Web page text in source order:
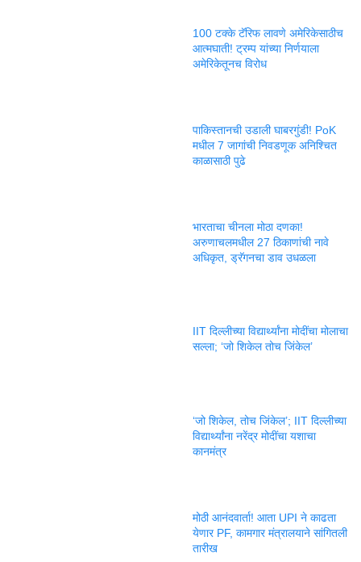
100 टक्के टॅरिफ लावणे अमेरिकेसाठीच
आत्मघाती! ट्रम्प यांच्या निर्णयाला
अमेरिकेतूनच विरोध
पाकिस्तानची उडाली घाबरगुंडी! PoK
मधील 7 जागांची निवडणूक अनिश्चित
काळासाठी पुढे
भारताचा चीनला मोठा दणका!
अरुणाचलमधील 27 ठिकाणांची नावे
अधिकृत, ड्रॅगनचा डाव उधळला
IIT दिल्लीच्या विद्यार्थ्यांना मोदींचा मोलाचा
सल्ला; ‘जो शिकेल तोच जिंकेल’
‘जो शिकेल, तोच जिंकेल’; IIT दिल्लीच्या
विद्यार्थ्यांना नरेंद्र मोदींचा यशाचा
कानमंत्र
मोठी आनंदवार्ता! आता UPI ने काढता
येणार PF, कामगार मंत्रालयाने सांगितली
तारीख